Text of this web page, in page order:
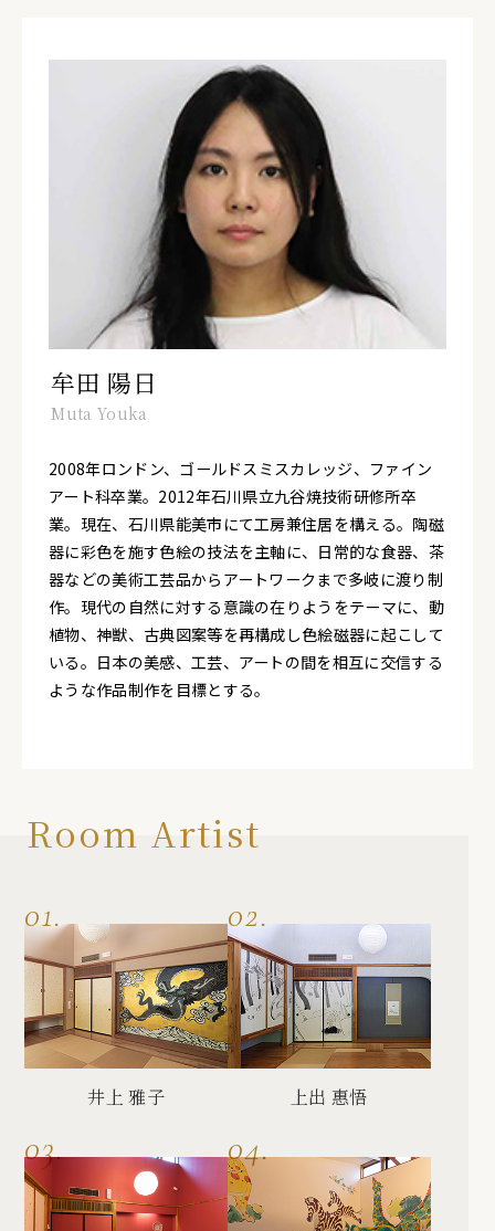
牟田 陽日
Muta Youka
2008年ロンドン、ゴールドスミスカレッジ、ファイン
アート科卒業。2012年石川県立九谷焼技術研修所卒
業。現在、石川県能美市にて工房兼住居を構える。陶磁
器に彩色を施す色絵の技法を主軸に、日常的な食器、茶
器などの美術工芸品からアートワークまで多岐に渡り制
作。現代の自然に対する意識の在りようをテーマに、動
植物、神獣、古典図案等を再構成し色絵磁器に起こして
いる。日本の美感、工芸、アートの間を相互に交信する
ような作品制作を目標とする。
Room Artist
井上 雅子 上出 惠悟